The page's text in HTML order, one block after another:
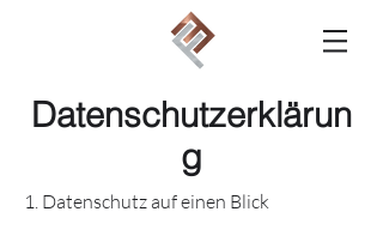
Datenschutzerklärun
g
1. Datenschutz auf einen Blick